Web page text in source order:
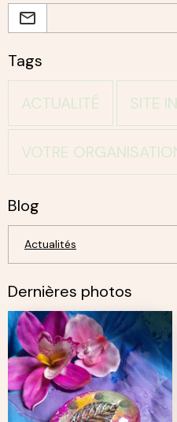
Tags
ACTUALITÉ SITE
VOTRE
Blog
Actualités
Dernières photos